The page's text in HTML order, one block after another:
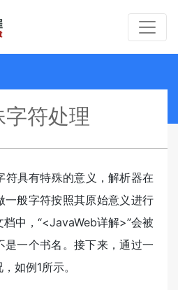
字符处理
符具有特殊的意义，解析器在
一般字符按照其原始意义进行
中，“<JavaWeb详解>”会被
是一个书名。接下来，通过一
如例1所示。